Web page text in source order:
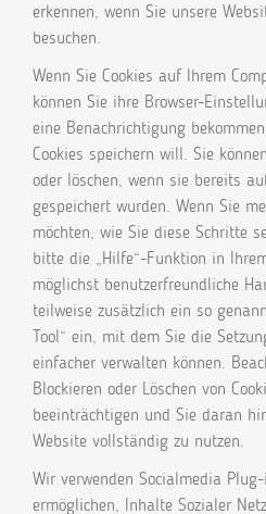
erkennen, wenn Sie unsere
besuchen.
Wenn Sie Cookies auf Ihrem
können Sie ihre Browser-
eine Benachrichtigung
Cookies speichern will. Sie
oder löschen, wenn sie bereits
gespeichert wurden. Wenn Sie
möchten, wie Sie diese Schritte
bitte die „Hilfe“-Funktion in
möglichst benutzerfreundliche
teilweise zusätzlich ein so
Tool“ ein, mit dem Sie die
einfacher verwalten können.
Blockieren oder Löschen von
beeinträchtigen und Sie daran
Website vollständig zu nutzen.
Wir verwenden Socialmedia
ermöglichen, Inhalte Sozialer